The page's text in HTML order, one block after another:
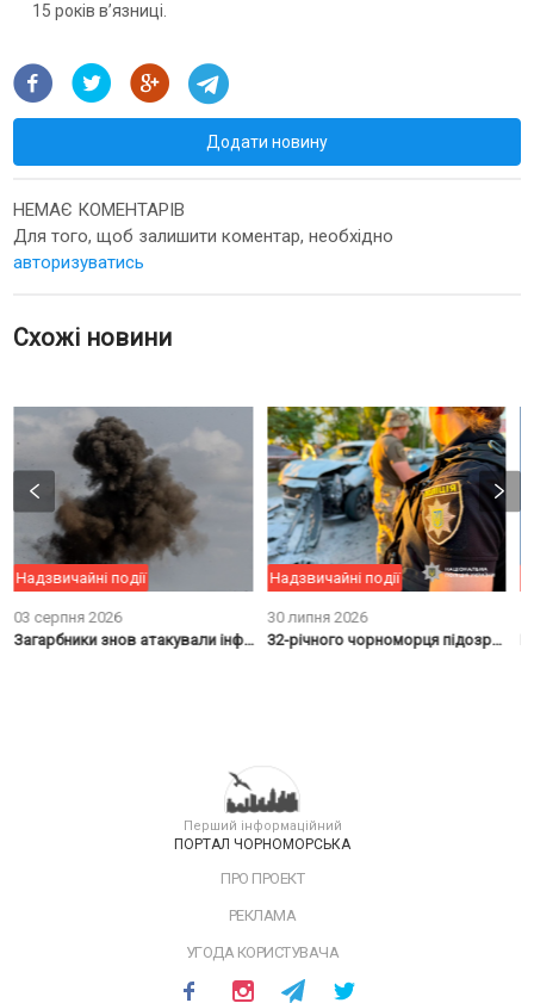
15 років вʼязниці.
Додати новину
НЕМАЄ КОМЕНТАРІВ
Для того, щоб залишити коментар, необхідно
авторизуватись
Схожі новини
Надзвичайні події
03 серпня 2026
Загарбники знов атакували інфраструктуру Чорноморська: десять осіб постраждали
Надзвичайні події
30 липня 2026
32-річного чорноморця підозрюють у теракті в Одесі, в результаті якого загинула людина
Перший інформаційний
ПОРТАЛ ЧОРНОМОРСЬКА
ПРО ПРОЕКТ
РЕКЛАМА
УГОДА КОРИСТУВАЧА